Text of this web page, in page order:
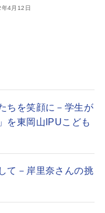
4月12日
ちを笑顔に－学生が
を東岡山IPUこども
て－岸里奈さんの挑